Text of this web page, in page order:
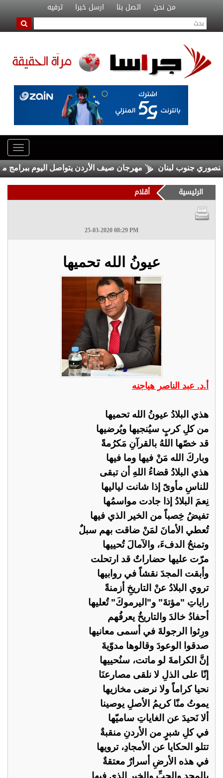
من نحن اتصل بنا ارسل خبرا ترفيه
جنوب لبنان مهرجان صيف الأردن يتواصل اليوم ببرامج منوعة
الرئيسية أقلام
25-03-2020 08:29 PM
عيونُ الله تحميها
أ.د. عبد الناصر هياجنه
هذي البلادُ عيونُ الله تحميها
من كلِ كربٍ سيُنجيها ويُرضيها
قد خصّها اللهُ بالقرآنِ مَكرُمةً
وباركَ الله مَنْ فيها وما فيها
هذي البلادُ قضاءُ اللهِ أن تبقى
للناسِ مأوىً إذا شانت لياليها
نِعمَ البلادُ إذا جادت مواسمُها
تفيضُ خِصباً من الخير الذي فيها
تُعطي الأمانَ لمَنْ ضاقت بهم سبلٌ
وتمنحُ الدفءَ، والآمالَ تُحييها
مرّت عليها حضاراتٌ قد ارتحلت
وأبقت المجدَ نقشاً في روابيها
تروي البلادُ عنْ التاريخِ أزمنةً
راياتِ "مؤتةَ" و"اليرموكَ" تُعليها
أحفادُ خالدَ والتاريخُ يعرفُهم
ورِثوا الرجولةَ في أسمى معانيها
صدقوا الوعودَ وقالوها مدوّيةَ
إنَّ الكرامةَ لو ماتت، سنُحييها
إنّا على الذلِ لا نلقى مصارعنَا
نحيا كراماً ولا نرضى مخازيها
يموتُ منّا كريمُ الأصلِ يوصينا
ألا نَحيدَ عن الغاياتِ ساميّها
في كلِ شبرٍ من الأردنِ منقبةٌ
تتلو الحكايا عن الأمجادِ، ترويها
في هذه الأرضِ أسرارٌ معتقةٌ